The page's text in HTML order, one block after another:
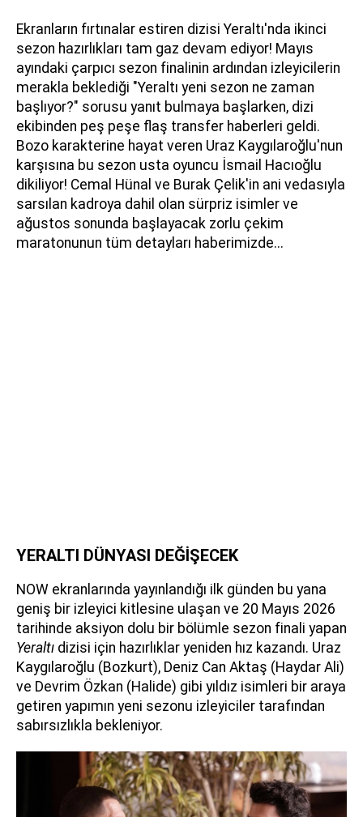
Ekranların fırtınalar estiren dizisi Yeraltı'nda ikinci
sezon hazırlıkları tam gaz devam ediyor! Mayıs
ayındaki çarpıcı sezon finalinin ardından izleyicilerin
merakla beklediği "Yeraltı yeni sezon ne zaman
başlıyor?" sorusu yanıt bulmaya başlarken, dizi
ekibinden peş peşe flaş transfer haberleri geldi.
Bozo karakterine hayat veren Uraz Kaygılaroğlu'nun
karşısına bu sezon usta oyuncu İsmail Hacıoğlu
dikiliyor! Cemal Hünal ve Burak Çelik'in ani vedasıyla
sarsılan kadroya dahil olan sürpriz isimler ve
ağustos sonunda başlayacak zorlu çekim
maratonunun tüm detayları haberimizde...
YERALTI DÜNYASI DEĞİŞECEK
NOW ekranlarında yayınlandığı ilk günden bu yana
geniş bir izleyici kitlesine ulaşan ve 20 Mayıs 2026
tarihinde aksiyon dolu bir bölümle sezon finali yapan
Yeraltı dizisi için hazırlıklar yeniden hız kazandı. Uraz
Kaygılaroğlu (Bozkurt), Deniz Can Aktaş (Haydar Ali)
ve Devrim Özkan (Halide) gibi yıldız isimleri bir araya
getiren yapımın yeni sezonu izleyiciler tarafından
sabırsızlıkla bekleniyor.